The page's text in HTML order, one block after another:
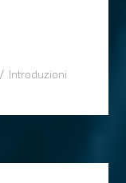
storie sui social
Tags
Introduzioni